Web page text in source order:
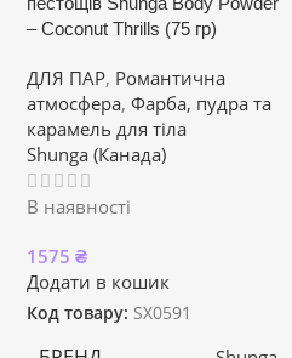
– Coconut Thrills (75 гр)
ДЛЯ ПАР, Романтична
атмосфера, Фарба, пудра та
карамель для тіла
Shunga (Канада)
В наявності
1575 ₴
Додати в кошик
Код товару: SX0591